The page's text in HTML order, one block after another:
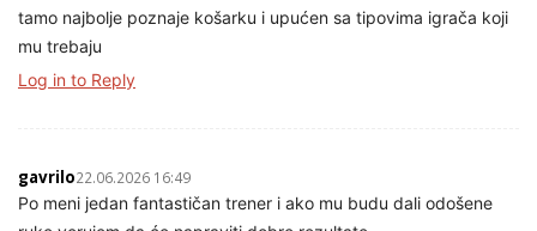
tamo najbolje poznaje košarku i upućen sa tipovima igrača koji
mu trebaju
Log in to Reply
gavrilo22.06.2026 16:49
Po meni jedan fantastičan trener i ako mu budu dali odošene